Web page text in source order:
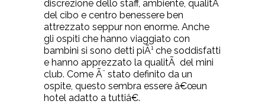
discrezione dello staff, ambiente, qualitÃ
del cibo e centro benessere ben
attrezzato seppur non enorme. Anche
gli ospiti che hanno viaggiato con
bambini si sono detti piÃ¹ che soddisfatti
e hanno apprezzato la qualitÃ del mini
club. Come Ã¨ stato definito da un
ospite, questo sembra essere â€œun
hotel adatto a tuttiâ€.